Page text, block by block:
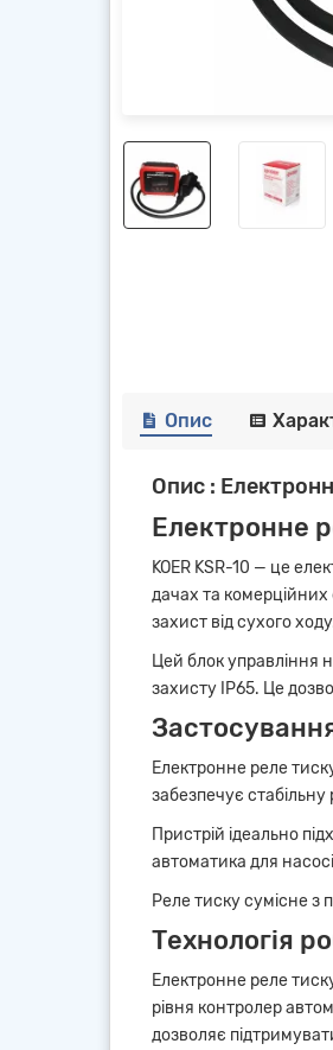
Опис
Опис :
Електронне
KOER KSR-10 — це
дачах та комерційних
захист від сухого
Цей блок управління
захисту IP65. Це
Електронне реле
забезпечує
Пристрій ідеально
автоматика для
Реле тиску сумісне
Технологія
Електронне реле
рівня контролер
дозволяє